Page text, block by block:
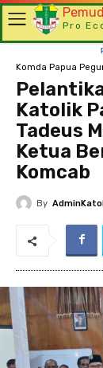
Pro
Komda Papua
Katolik
Tadeus
Ketua
Komcab
By